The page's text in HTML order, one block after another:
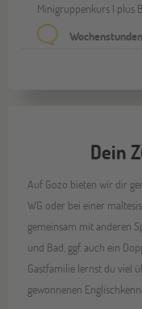
Minigruppenkurs I plus
Dein
Auf Gozo bieten wir dir
WG oder bei einer
gemeinsam mit anderen
und Bad, ggf. auch ein
Gastfamilie lernst du viel
gewonnenen